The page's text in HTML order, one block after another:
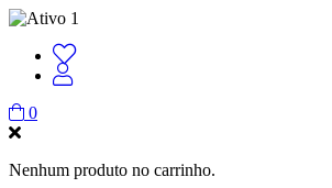
0
Nenhum produto no carrinho.